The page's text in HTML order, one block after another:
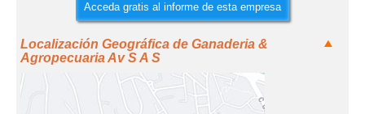
Acceda gratis al informe de esta empresa
Localización Geográfica de Ganaderia &
Agropecuaria Av S A S